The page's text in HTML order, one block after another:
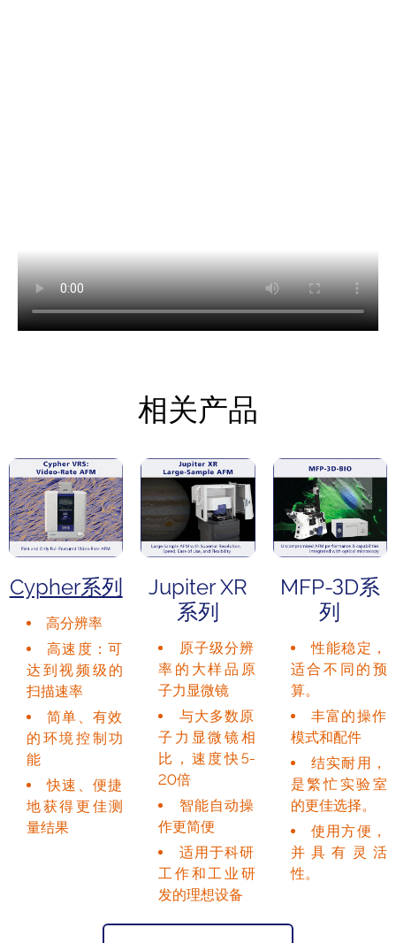
相关产品
Cypher系列
高分辨率
高速度：可
达到视频级的
扫描速率
简单、有效
的环境控制功
能
快速、便捷
地获得更佳测
量结果
Jupiter XR
系列
原子级分辨
率的大样品原
子力显微镜
与大多数原
子力显微镜相
比，速度快5-
20倍
智能自动操
作更简便
适用于科研
工作和工业研
发的理想设备
MFP-3D系
列
性能稳定，
适合不同的预
算。
丰富的操作
模式和配件
结实耐用，
是繁忙实验室
的更佳选择。
使用方便，
并具有灵活
性。